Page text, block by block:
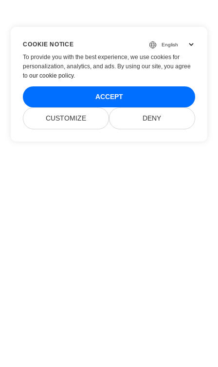
COOKIE NOTICE
To provide you with the best experience, we use cookies for
personalization, analytics, and ads. By using our site, you agree
toour cookie policy.
ACCEPT
CUSTOMIZE DENY